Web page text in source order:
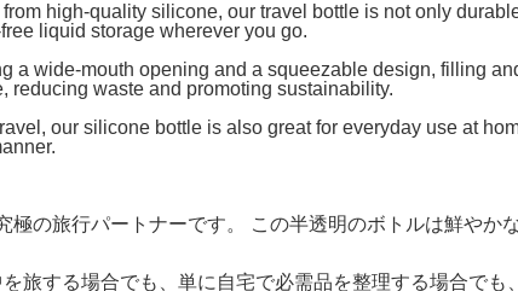
high-quality silicone, our travel bottle is not only
liquid storage wherever you go.
a wide-mouth opening and a squeezable design, filling
reducing waste and promoting sustainability.
our silicone bottle is also great for everyday use at
極の旅行パートナーです。 この半透明のボトルは鮮や
旅する場合でも、単に自宅で必需品を整理する場合で